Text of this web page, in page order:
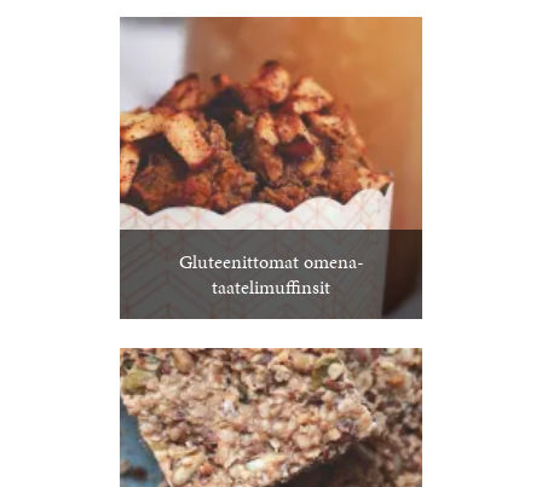
Gluteenittomat omena-
taatelimuffinsit